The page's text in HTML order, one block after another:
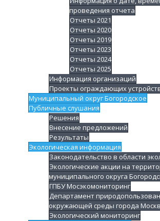
проведения отчета
Отчеты 2021
Отчеты 2020
Отчеты 2019
Отчеты 2023
Отчеты 2024
Отчеты 2025
Информация организаций
Проекты ограждающих
Муниципальный округ Богородское
Публичные слушания
Решения
Внесение предложений
Результаты
Экологическая информация
Законодательство в области
Экологические акции на
муниципального округа
ГПБУ Мосэкомониторинг
Департамент
окружающей среды города
Экологический мониторинг